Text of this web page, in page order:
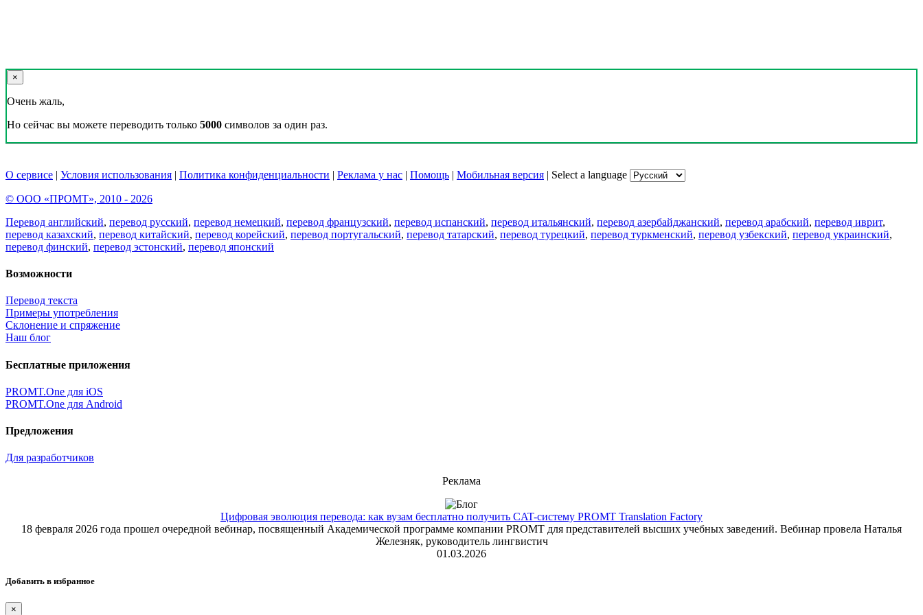
×
Очень жаль,
Но сейчас вы можете переводить только 5000 символов за один раз.
О сервисе | Условия использования | Политика конфиденциальности | Реклама у нас | Помощь | Мобильная версия | Select a language
© ООО «ПРОМТ», 2010 - 2026
Перевод английский, перевод русский, перевод немецкий, перевод французский, перевод испанский, перевод итальянский, перевод азербайджанский, перевод арабский, перевод иврит,
перевод казахский, перевод китайский, перевод корейский, перевод португальский, перевод татарский, перевод турецкий, перевод туркменский, перевод узбекский, перевод украинский,
перевод финский, перевод эстонский, перевод японский
Возможности
Перевод текста
Примеры употребления
Склонение и спряжение
Наш блог
Бесплатные приложения
PROMT.One для iOS
PROMT.One для Android
Предложения
Для разработчиков
Реклама
Цифровая эволюция перевода: как вузам бесплатно получить CAT-систему PROMT Translation Factory
18 февраля 2026 года прошел очередной вебинар, посвященный Академической программе компании PROMT для представителей высших учебных заведений. Вебинар провела Наталья
Железняк, руководитель лингвистич
01.03.2026
Добавить в избранное
×